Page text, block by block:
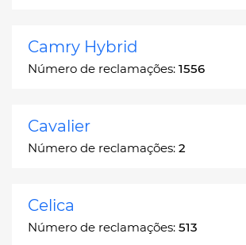
Camry Hybrid
Número de reclamações: 1556
Cavalier
Número de reclamações: 2
Celica
Número de reclamações: 513